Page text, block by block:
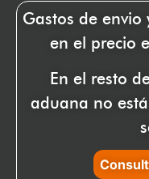
Gastos de
en el precio
En el resto
aduana no